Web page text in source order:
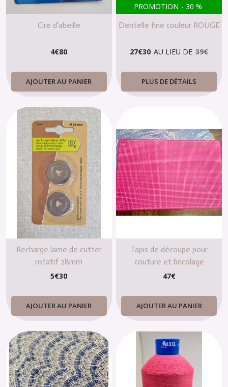
Cire d'abeille
4€80
AJOUTER AU PANIER
PROMOTION - 30 %
Dentelle fine couleur ROUGE
27€30 AU LIEU DE 39€
PLUS DE DÉTAILS
Recharge lame de cutter
rotatif 28mm
5€30
AJOUTER AU PANIER
Tapis de découpe pour
couture et bricolage
47€
AJOUTER AU PANIER